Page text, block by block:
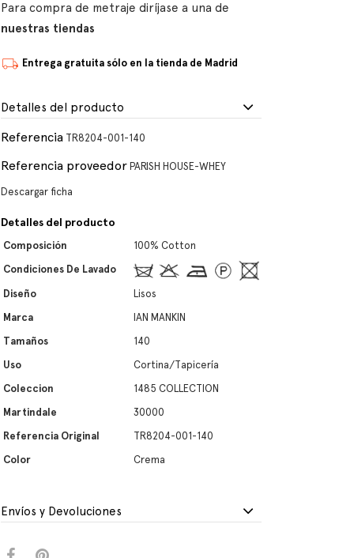
Para compra de metraje diríjase a una de
nuestras tiendas
Entrega gratuita sólo en la tienda de Madrid
Detalles del producto
Referencia TR8204-001-140
Referencia proveedor PARISH HOUSE-WHEY
Descargar ficha
Detalles del producto
Composición
100% Cotton
Condiciones De Lavado
Diseño
Lisos
Marca
IAN MANKIN
Tamaños
140
Uso
Cortina/Tapicería
Coleccion
1485 COLLECTION
Martindale
30000
Referencia Original
TR8204-001-140
Color
Crema
Envíos y Devoluciones